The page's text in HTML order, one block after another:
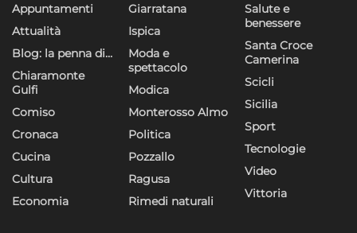
Appuntamenti
Attualità
Blog: la penna di…
Chiaramonte
Gulfi
Comiso
Cronaca
Cucina
Cultura
Economia
Giarratana
Ispica
Moda e
spettacolo
Modica
Monterosso Almo
Politica
Pozzallo
Ragusa
Rimedi naturali
Salute e
benessere
Santa Croce
Camerina
Scicli
Sicilia
Sport
Tecnologie
Video
Vittoria